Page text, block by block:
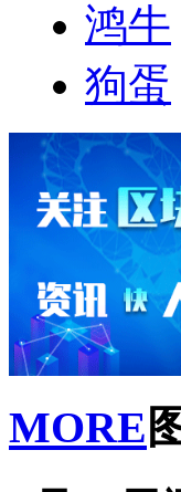
鸿牛
狗蛋
MORE